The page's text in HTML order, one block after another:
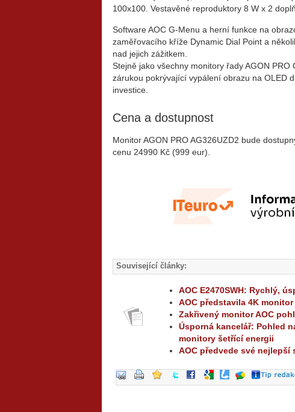
100x100. Vestavěné reproduktory 8 W x 2
Software AOC G-Menu a herní funkce na
zaměřovacího kříže Dynamic Dial Point a
nad jejich zážitkem.
Stejně jako všechny monitory řady AGON
zárukou pokrývající vypálení obrazu na OLED
investice.
Cena a dostupnost
Monitor AGON PRO AG326UZD2 bude
cenu 24990 Kč (999 eur).
Související články:
AOC E2470SWH: Rychlý,
AOC představila 4K
Zakřivený monitor AOC
Úsporná kancelář: Pohled
monitory šetřící energii
AOC předvede své nejlepší